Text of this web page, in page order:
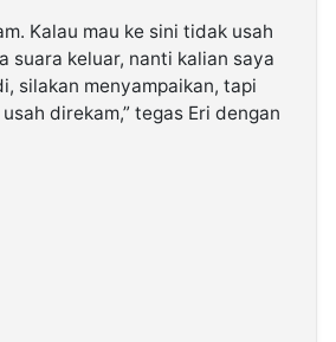
Kalau mau ke sini tidak usah
suara keluar, nanti kalian saya
silakan menyampaikan, tapi
direkam,” tegas Eri dengan